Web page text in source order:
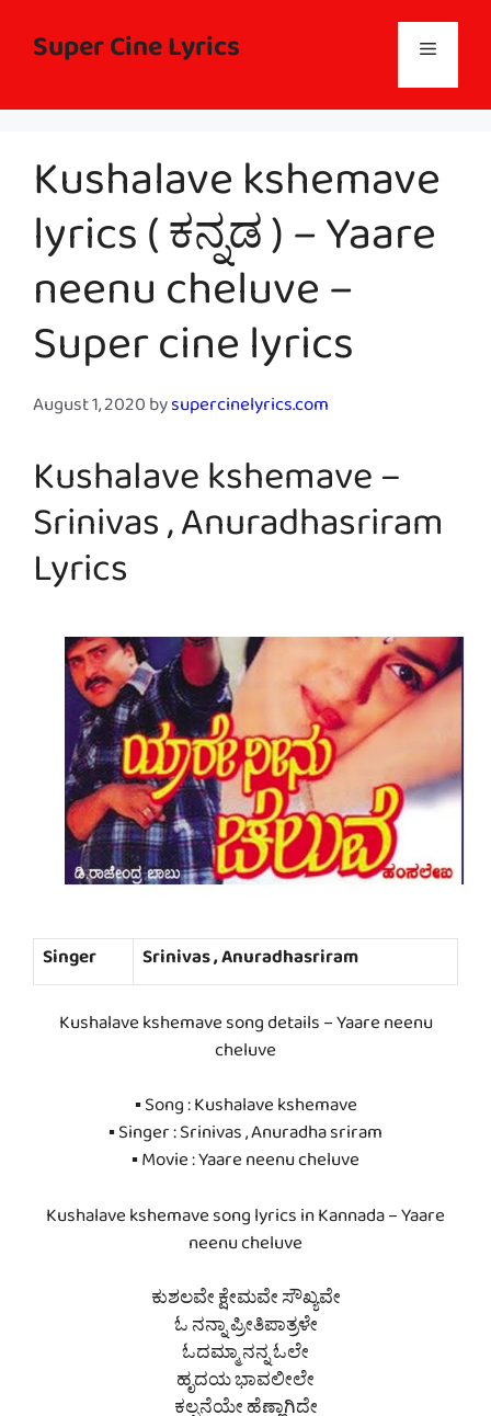
contentSuper Cine Lyrics Menu
Kushalave kshemave
lyrics ( ಕನ್ನಡ ) – Yaare
neenu cheluve –
Super cine lyrics
August 1, 2020bysupercinelyrics.com
Kushalave kshemave –
Srinivas , Anuradhasriram
Lyrics
Singer
Srinivas , Anuradhasriram
Kushalave kshemave song details – Yaare neenu
cheluve
▪ Song : Kushalave kshemave
▪ Singer : Srinivas , Anuradha sriram
▪ Movie : Yaare neenu cheluve
Kushalave kshemave song lyrics in Kannada – Yaare
neenu cheluve
ಕುಶಲವೇ ಕ್ಷೇಮವೇ ಸೌಖ್ಯವೇ
ಓ ನನ್ನಾ ಪ್ರೀತಿಪಾತ್ರಳೇ
ಓದಮ್ಮಾ ನನ್ನ ಓಲೇ
ಹೃದಯ ಭಾವಲೀಲೇ